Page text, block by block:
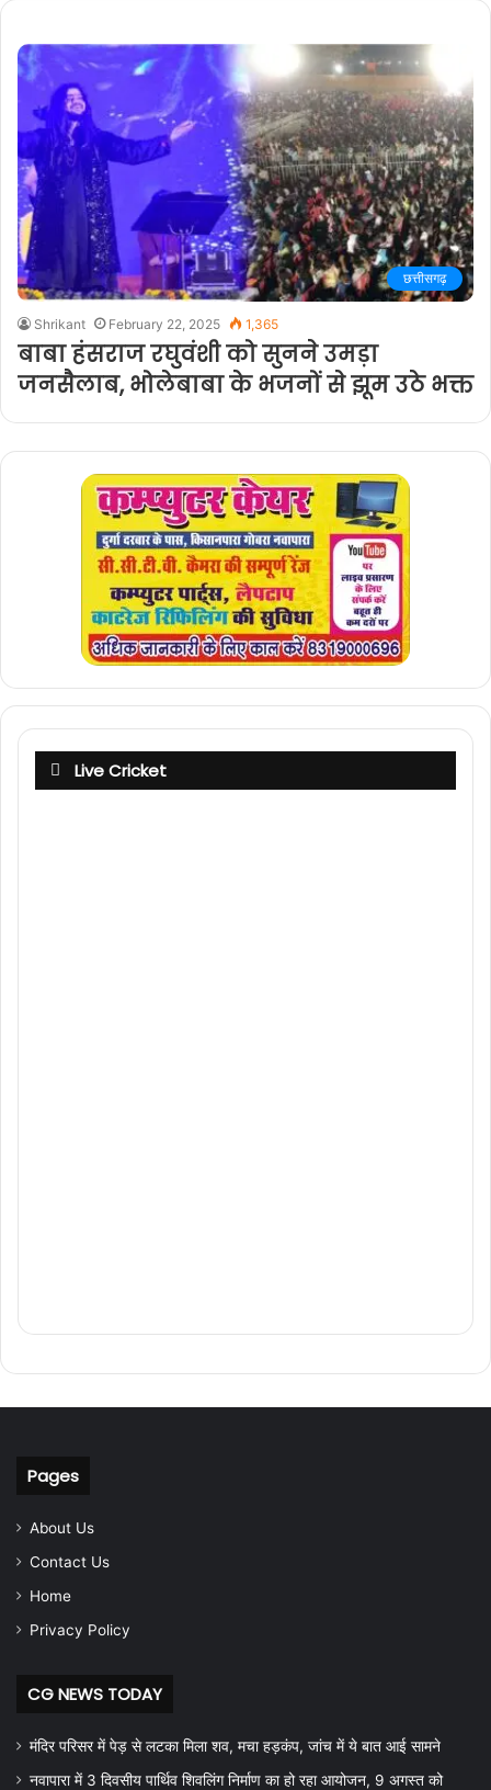
छत्तीसगढ़
Shrikant February 22, 2025 1,365
बाबा हंसराज रघुवंशी को सुनने उमड़ा
जनसैलाब, भोलेबाबा के भजनों से झूम उठे भक्त
Live Cricket
Pages
About Us
Contact Us
Home
Privacy Policy
CG NEWS TODAY
मंदिर परिसर में पेड़ से लटका मिला शव, मचा हड़कंप, जांच में ये बात आई सामने
नवापारा में 3 दिवसीय पार्थिव शिवलिंग निर्माण का हो रहा आयोजन, 9 अगस्त को